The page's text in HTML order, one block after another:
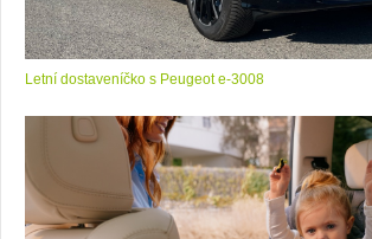
Letní dostaveníčko s Peugeot e-3008